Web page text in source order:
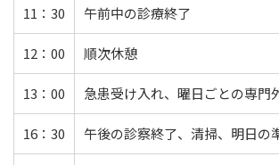
11：30 午前中の診療終了
12：00 順次休憩
13：00 急患受け入れ、曜日ごとの専門
16：30 午後の診察終了、清掃、明日の